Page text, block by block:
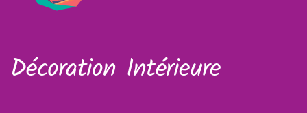
Décoration Intérieure